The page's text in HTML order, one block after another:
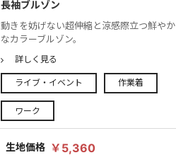
長袖ブルゾン
動きを妨げない超伸縮と涼感際立つ鮮やか
なカラーブルゾン。
詳しく見る
ライブ・イベント 作業着
ワーク
生地価格 ￥5,360